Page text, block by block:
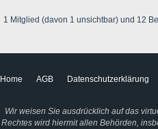
1 Mitglied (davon 1 unsichtbar) und 12
Home AGB Datenschutzerklärung
Wir weisen Sie ausdrücklich auf das
Rechtes wird hiermit allen Behörden,